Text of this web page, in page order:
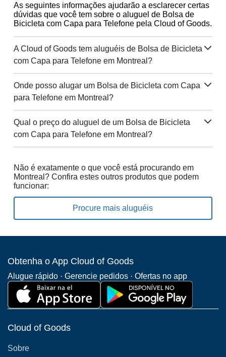
As seguintes informações ajudarão a esclarecer certas
dúvidas que você tem sobre o aluguel de Bolsa de
Bicicleta com Capa para Telefone pela Cloud of Goods.
A Cloud of Goods tem aluguéis de Bolsa de Bicicleta
com Capa para Telefone em Montreal?
Onde posso alugar um Bolsa de Bicicleta com Capa
para Telefone em Montreal?
Qual o preço do aluguel de um Bolsa de Bicicleta
com Capa para Telefone em Montreal?
Não é exatamente o que você está procurando em
Montreal? Confira estes outros produtos que podem
funcionar:
Procure mais aluguéis
Obtenha o App Cloud of Goods
Alugue rápido · Gerencie pedidos · Ofertas no app
Cloud of Goods
Sobre